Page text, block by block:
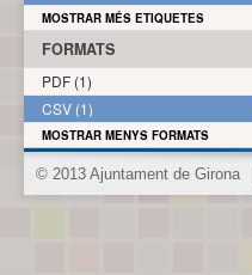
MOSTRAR MÉS ETIQUETES
FORMATS
PDF (1)
CSV (1)
MOSTRAR MENYS FORMATS
© 2013 Ajuntament de Girona